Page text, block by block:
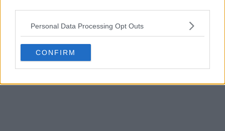
Personal Data Processing Opt Outs
CONFIRM